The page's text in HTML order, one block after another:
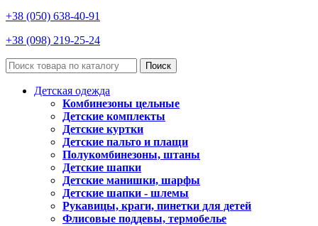
+38 (050) 638-40-91
+38 (098) 219-25-24
Поиск
Детская одежда
Комбинезоны цельные
Детские комплекты
Детские куртки
Детские пальто и плащи
Полукомбинезоны, штаны
Детские шапки
Детские манишки, шарфы
Детские шапки - шлемы
Рукавицы, краги, пинетки для детей
Флисовые поддевы, термобелье